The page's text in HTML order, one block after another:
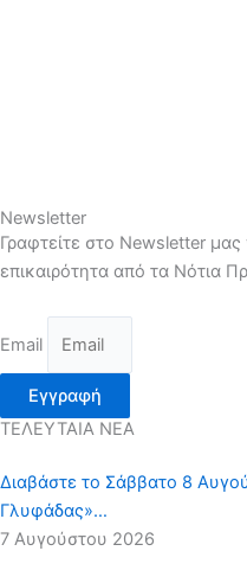
Newsletter
Γραφτείτε στο Newsletter
επικαιρότητα από τα Νότια
Email
Εγγραφή
ΤΕΛΕΥΤΑΙΑ ΝΕΑ
Διαβάστε το Σάββατο 8
Γλυφάδας»…
7 Αυγούστου 2026